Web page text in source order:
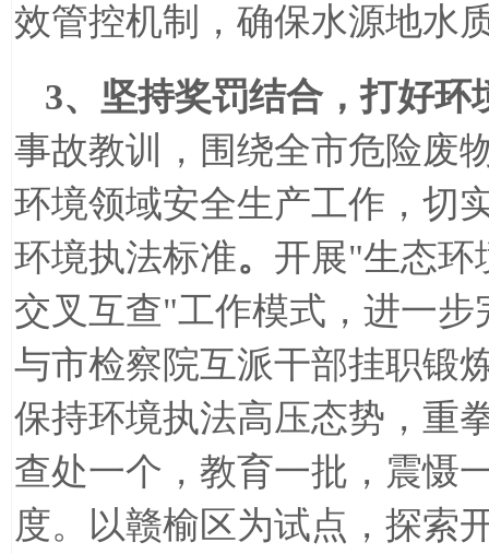
效管控机制，确保水源地水
3、坚持奖罚结合，打好环
事故教训，围绕全市危险废
环境领域安全生产工作，切
环境执法标准。 开展"生态环
交叉互查"工作模式，进一步
与市检察院互派干部挂职锻
保持环境执法高压态势，重
查处一个，教育一批，震慑
度。以赣榆区为试点，探索